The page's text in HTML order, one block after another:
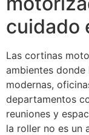
cuidado
Las cortinas
ambientes
modernas,
departamentos
reuniones y
la roller no es un